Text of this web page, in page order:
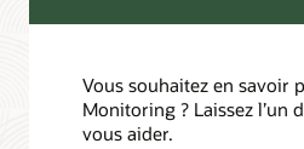
Vous souhaitez en savoir
Monitoring ? Laissez l’un
vous aider.